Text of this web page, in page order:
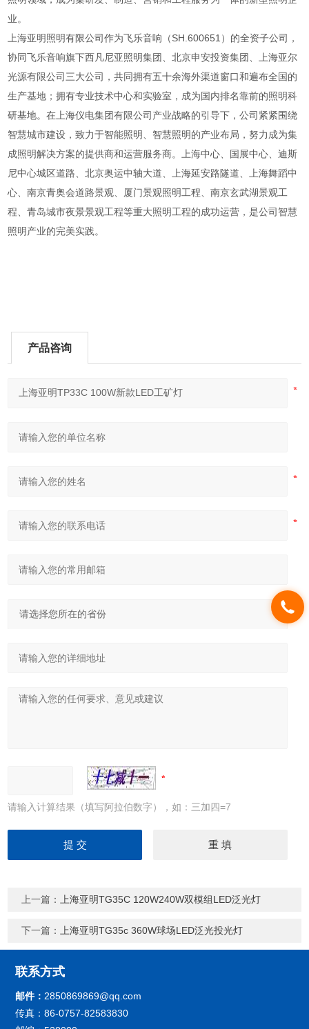
业。
上海亚明照明有限公司作为飞乐音响（SH.600651）的全资子公司，
协同飞乐音响旗下西凡尼亚照明集团、北京申安投资集团、上海亚尔
光源有限公司三大公司，共同拥有五十余海外渠道窗口和遍布全国的
生产基地；拥有专业技术中心和实验室，成为国内排名靠前的照明科
研基地。在上海仪电集团有限公司产业战略的引导下，公司紧紧围绕
智慧城市建设，致力于智能照明、智慧照明的产业布局，努力成为集
成照明解决方案的提供商和运营服务商。上海中心、国展中心、迪斯
尼中心城区道路、北京奥运中轴大道、上海延安路隧道、上海舞蹈中
心、南京青奥会道路景观、厦门景观照明工程、南京玄武湖景观工
程、青岛城市夜景景观工程等重大照明工程的成功运营，是公司智慧
照明产业的完美实践。
产品咨询
请输入计算结果（填写阿拉伯数字），如：三加四=7
上一篇： 上海亚明TG35C 120W240W双模组LED泛光灯
下一篇： 上海亚明TG35c 360W球场LED泛光投光灯
联系方式
邮件： 2850869869@qq.com
传真：86-0757-82583830